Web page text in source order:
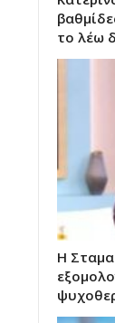
το λέω
Η